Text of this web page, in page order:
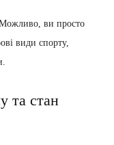
ви просто
види спорту,
та стан